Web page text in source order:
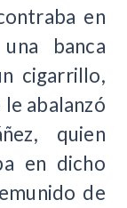
en
banca
cigarrillo,
abalanzó
quien
en dicho
de